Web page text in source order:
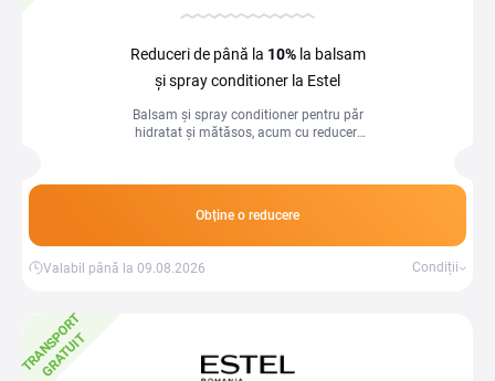
Reduceri de până la 10%la balsam
și spray conditioner la Estel
Balsam și spray conditioner pentru păr
hidratat și mătăsos, acum cu reduceri
Obține o reducere
Valabil până la 09.08.2026 Condiții
T
R
A
N
S
P
O
R
T
G
R
A
T
U
I
T